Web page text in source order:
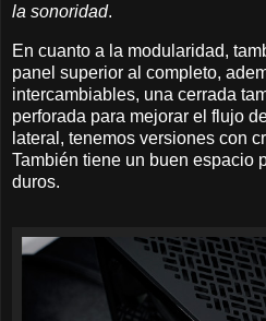
la sonoridad.
En cuanto a la modularidad,
panel superior al completo,
intercambiables, una cerrada
perforada para mejorar el flujo
lateral, tenemos versiones con
También tiene un buen espacio
duros.